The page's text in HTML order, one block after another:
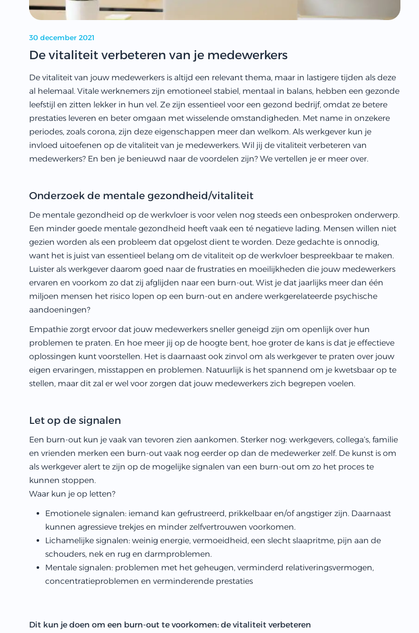
30 december 2021
De vitaliteit verbeteren van je medewerkers
De vitaliteit van jouw medewerkers is altijd een relevant thema, maar in lastigere tijden als deze
al helemaal. Vitale werknemers zijn emotioneel stabiel, mentaal in balans, hebben een gezonde
leefstijl en zitten lekker in hun vel. Ze zijn essentieel voor een gezond bedrijf, omdat ze betere
prestaties leveren en beter omgaan met wisselende omstandigheden. Met name in onzekere
periodes, zoals corona, zijn deze eigenschappen meer dan welkom. Als werkgever kun je
invloed uitoefenen op de vitaliteit van je medewerkers. Wil jij de vitaliteit verbeteren van
medewerkers? En ben je benieuwd naar de voordelen zijn? We vertellen je er meer over.
Onderzoek de mentale gezondheid/vitaliteit
De mentale gezondheid op de werkvloer is voor velen nog steeds een onbesproken onderwerp.
Een minder goede mentale gezondheid heeft vaak een té negatieve lading. Mensen willen niet
gezien worden als een probleem dat opgelost dient te worden. Deze gedachte is onnodig,
want het is juist van essentieel belang om de vitaliteit op de werkvloer bespreekbaar te maken.
Luister als werkgever daarom goed naar de frustraties en moeilijkheden die jouw medewerkers
ervaren en voorkom zo dat zij afglijden naar een burn-out. Wist je dat jaarlijks meer dan één
miljoen mensen het risico lopen op een burn-out en andere werkgerelateerde psychische
aandoeningen?
Empathie zorgt ervoor dat jouw medewerkers sneller geneigd zijn om openlijk over hun
problemen te praten. En hoe meer jij op de hoogte bent, hoe groter de kans is dat je effectieve
oplossingen kunt voorstellen. Het is daarnaast ook zinvol om als werkgever te praten over jouw
eigen ervaringen, misstappen en problemen. Natuurlijk is het spannend om je kwetsbaar op te
stellen, maar dit zal er wel voor zorgen dat jouw medewerkers zich begrepen voelen.
Let op de signalen
Een burn-out kun je vaak van tevoren zien aankomen. Sterker nog: werkgevers, collega’s, familie
en vrienden merken een burn-out vaak nog eerder op dan de medewerker zelf. De kunst is om
als werkgever alert te zijn op de mogelijke signalen van een burn-out om zo het proces te
kunnen stoppen.
Waar kun je op letten?
Emotionele signalen: iemand kan gefrustreerd, prikkelbaar en/of angstiger zijn. Daarnaast
kunnen agressieve trekjes en minder zelfvertrouwen voorkomen.
Lichamelijke signalen: weinig energie, vermoeidheid, een slecht slaapritme, pijn aan de
schouders, nek en rug en darmproblemen.
Mentale signalen: problemen met het geheugen, verminderd relativeringsvermogen,
concentratieproblemen en verminderende prestaties
Dit kun je doen om een burn-out te voorkomen: de vitaliteit verbeteren